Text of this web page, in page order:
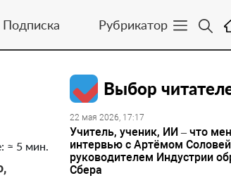
Подписка Рубрикатор
≈ 5 мин.
Выбор
22 мая 2026, 17:17
Учитель, ученик, ИИ – что
интервью с Артёмом
руководителем Индустрии
Сбера